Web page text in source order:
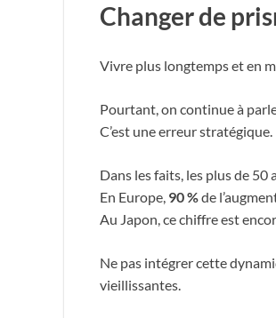
Changer de
Vivre plus longtemps et en
Pourtant, on continue à
C’est une erreur stratégique.
Dans les faits, les plus de 50
En Europe, 90 %de
Au Japon, ce chiffre est
Ne pas intégrer cette
vieillissantes.